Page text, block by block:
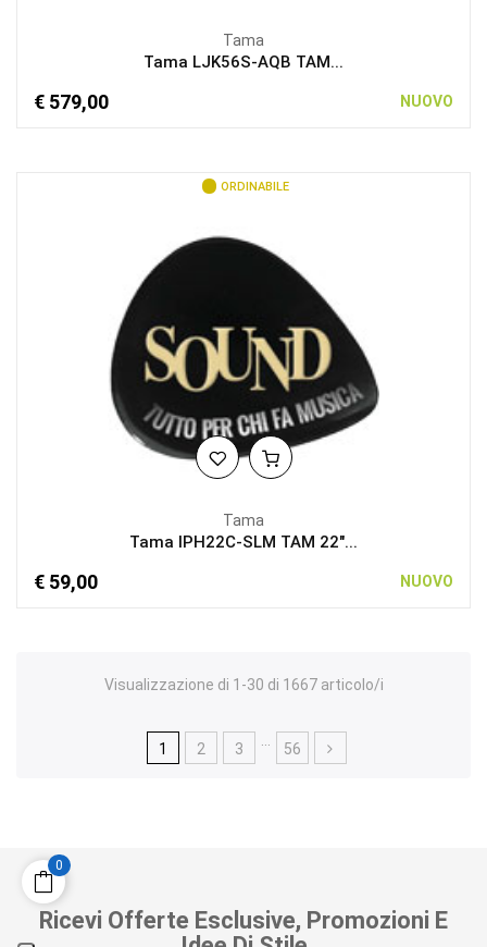
Tama
Tama LJK56S-AQB TAM...
€ 579,00 NUOVO
ORDINABILE
Tama
Tama IPH22C-SLM TAM 22"...
€ 59,00 NUOVO
Visualizzazione di 1-30 di 1667 articolo/i
1 2 3 56
Ricevi Offerte Esclusive, Promozioni E
0